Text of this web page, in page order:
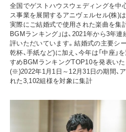
全国でゲストハウスウェディングを中
ス事業を展開するアニヴェルセル(株)
実際にご結婚式で使用された楽曲を集
BGMランキング」は、2021年から3年
評いただいています。結婚式の主要シ
乾杯、手紙など)に加え、今年は「中座
すめBGMランキングTOP10を発表いた
(※)2022年1月1日～12月31日の期間、
れた3,102組様を対象に集計